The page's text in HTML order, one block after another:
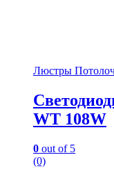
Люстры
WT 108W
0 out of 5
(0)